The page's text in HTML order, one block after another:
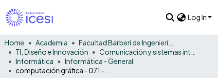
Log In
Home Academia
Facultad Barberi de Ingeniería, Diseño y Ciencias Aplicadas
TI, Diseño e Innovación
Informática
Informática - General